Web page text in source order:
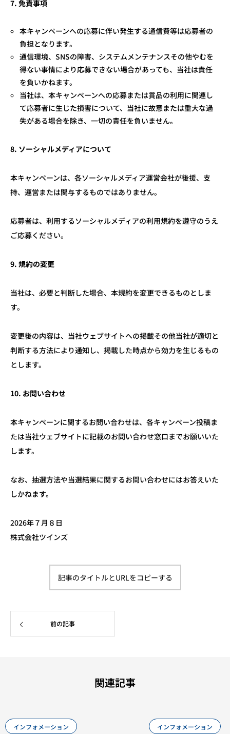
7. 免責事項
本キャンペーンへの応募に伴い発生する通信費等は応募者の
負担となります。
通信環境、SNSの障害、システムメンテナンスその他やむを
得ない事情により応募できない場合があっても、当社は責任
を負いかねます。
当社は、本キャンペーンへの応募または賞品の利用に関連し
て応募者に生じた損害について、当社に故意または重大な過
失がある場合を除き、一切の責任を負いません。
8. ソーシャルメディアについて
本キャンペーンは、各ソーシャルメディア運営会社が後援、支
持、運営または関与するものではありません。
応募者は、利用するソーシャルメディアの利用規約を遵守のうえ
ご応募ください。
9. 規約の変更
当社は、必要と判断した場合、本規約を変更できるものとしま
す。
変更後の内容は、当社ウェブサイトへの掲載その他当社が適切と
判断する方法により通知し、掲載した時点から効力を生じるもの
とします。
10. お問い合わせ
本キャンペーンに関するお問い合わせは、各キャンペーン投稿ま
たは当社ウェブサイトに記載のお問い合わせ窓口までお願いいた
します。
なお、抽選方法や当選結果に関するお問い合わせにはお答えいた
しかねます。
2026年７月８日
株式会社ツインズ
記事のタイトルとURLをコピーする
前の記事
関連記事
インフォメーション インフォメーション